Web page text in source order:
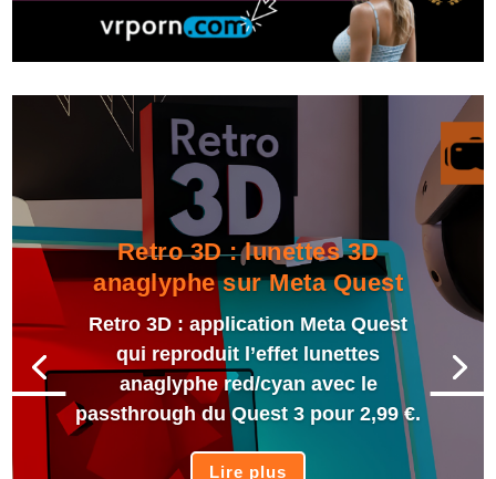
Retro 3D : lunettes 3D
anaglyphe sur Meta Quest
Retro 3D : application Meta Quest
qui reproduit l’effet lunettes
anaglyphe red/cyan avec le
passthrough du Quest 3 pour 2,99 €.
Lire plus